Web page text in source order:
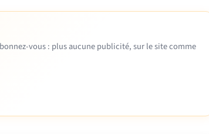
vous : plus aucune publicité, sur le site comme